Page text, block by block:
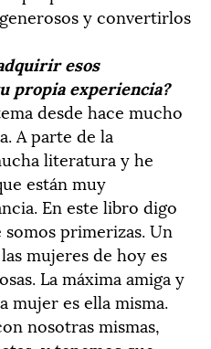
y convertirlos
esos
propia experiencia?
desde hace mucho
A parte de la
literatura y he
están muy
En este libro digo
primerizas. Un
mujeres de hoy es
La máxima amiga y
mujer es ella misma.
nosotras mismas,